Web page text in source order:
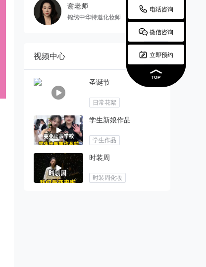
 电话咨询
 微信咨询
 立即预约
谢老师
锦绣中华特邀化妆师
视频中心
圣诞节
日常花絮
学生新娘作品
学生作品
时装周
时装周化妆